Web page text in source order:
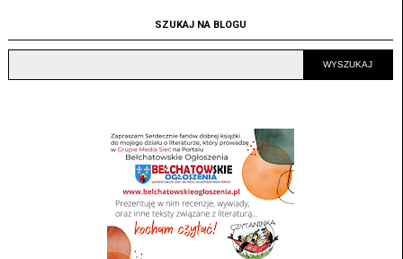
SZUKAJ NA BLOGU